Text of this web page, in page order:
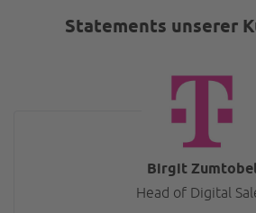
Statements unserer
Birgit
Head of Digital